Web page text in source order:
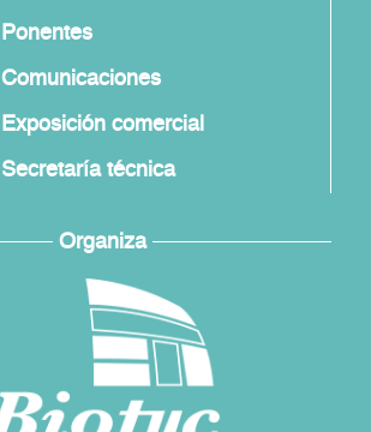
Ponentes
Comunicaciones
Exposición comercial
Secretaría técnica
Organiza